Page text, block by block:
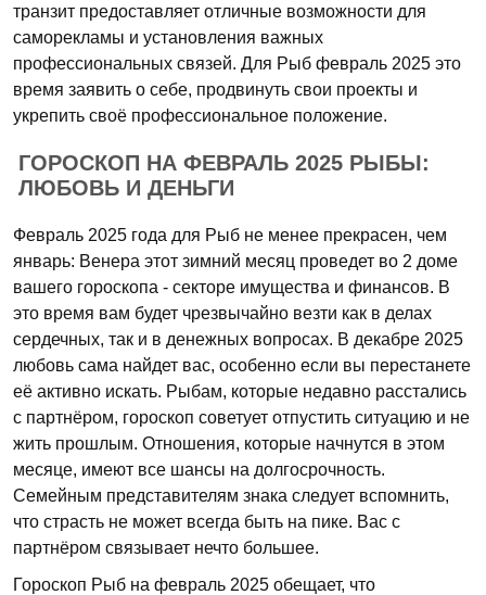
транзит предоставляет отличные возможности для
саморекламы и установления важных
профессиональных связей. Для Рыб февраль 2025 это
время заявить о себе, продвинуть свои проекты и
укрепить своё профессиональное положение.
ГОРОСКОП НА ФЕВРАЛЬ 2025 РЫБЫ:
ЛЮБОВЬ И ДЕНЬГИ
Февраль 2025 года для Рыб не менее прекрасен, чем
январь: Венера этот зимний месяц проведет во 2 доме
вашего гороскопа - секторе имущества и финансов. В
это время вам будет чрезвычайно везти как в делах
сердечных, так и в денежных вопросах. В декабре 2025
любовь сама найдет вас, особенно если вы перестанете
её активно искать. Рыбам, которые недавно расстались
с партнёром, гороскоп советует отпустить ситуацию и не
жить прошлым. Отношения, которые начнутся в этом
месяце, имеют все шансы на долгосрочность.
Семейным представителям знака следует вспомнить,
что страсть не может всегда быть на пике. Вас с
партнёром связывает нечто большее.
Гороскоп Рыб на февраль 2025 обещает, что